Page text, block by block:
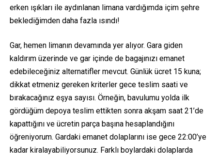
erken ışıkları ile aydınlanan limana vardığımda içim şehre
beklediğimden daha fazla ısındı!
Gar, hemen limanın devamında yer alıyor. Gara giden
kaldırım üzerinde ve gar içinde de bagajınızı emanet
edebileceğiniz alternatifler mevcut. Günlük ücret 15 kuna;
dikkat etmeniz gereken kriterler gece teslim saati ve
bırakacağınız eşya sayısı. Örneğin, bavulumu yolda ilk
gördüğüm depoya teslim ettikten sonra akşam saat 21’de
kapattığını ve ücretin parça başına hesaplandığını
öğreniyorum. Gardaki emanet dolaplarını ise gece 22:00’ye
kadar kiralayabiliyorsunuz. Farklı boylardaki dolaplarda